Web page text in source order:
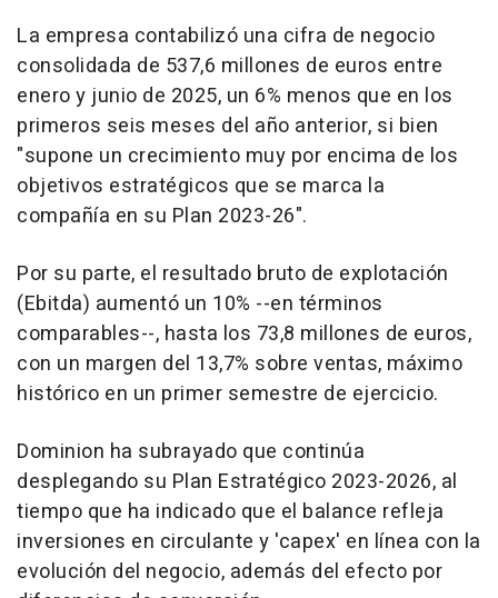
La empresa contabilizó una cifra de negocio
consolidada de 537,6 millones de euros entre
enero y junio de 2025, un 6% menos que en los
primeros seis meses del año anterior, si bien
"supone un crecimiento muy por encima de los
objetivos estratégicos que se marca la
compañía en su Plan 2023-26".
Por su parte, el resultado bruto de explotación
(Ebitda) aumentó un 10% --en términos
comparables--, hasta los 73,8 millones de euros,
con un margen del 13,7% sobre ventas, máximo
histórico en un primer semestre de ejercicio.
Dominion ha subrayado que continúa
desplegando su Plan Estratégico 2023-2026, al
tiempo que ha indicado que el balance refleja
inversiones en circulante y 'capex' en línea con la
evolución del negocio, además del efecto por